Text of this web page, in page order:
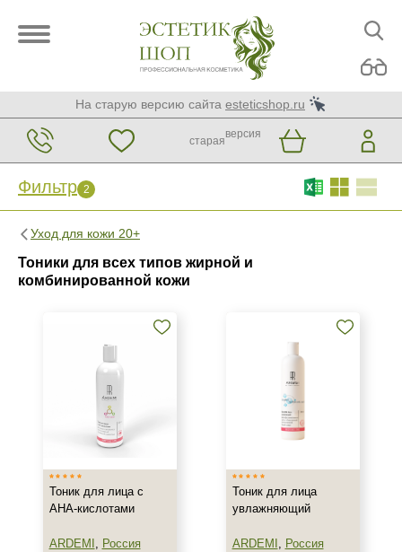
На старую версию сайта esteticshop.ru
старая
версия
Фильтр 2
Уход для кожи 20+
Тоники для всех типов жирной и
комбинированной кожи
Фильтр 2 Сброс
Бренд
Kosmoteros Professionnel (Paris)
Показать еще
Тип товара
Тоник
Тоник для лица с
АНА-кислотами
ARDEMI , Россия
Тоник для лица
увлажняющий
ARDEMI , Россия